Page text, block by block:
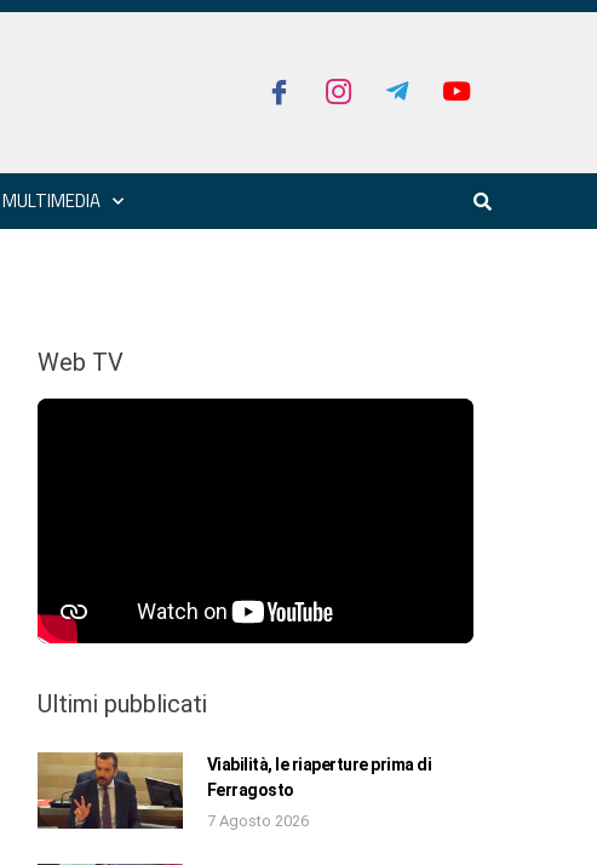
MULTIMEDIA
Web TV
Ultimi pubblicati
Viabilità, le riaperture prima di
Ferragosto
7 Agosto 2026